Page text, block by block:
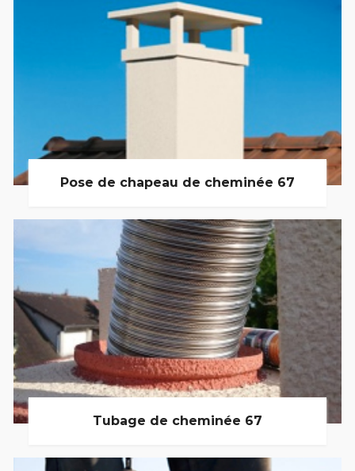
Pose de chapeau de cheminée 67
Tubage de cheminée 67